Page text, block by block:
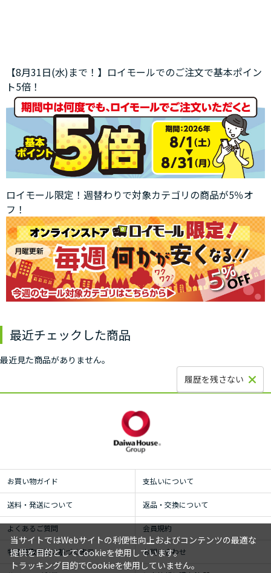
【8月31日(水)まで！】ロイモールでのご注文で基本ポイン
ト5倍！
ロイモール限定！週替わりで対象カテゴリの商品が5％オ
フ！
最近チェックした商品
最近見た商品がありません。
履歴を残さない
お買い物ガイド 支払いについて
送料・発送について 返品・交換について
よくあるご質問 会員規約
特定商取引法に基づく表示 お問い合わせ
当サイトではWebサイトの利便性向上およびコンテンツの最適な
提供を目的としてCookieを使用しています。
トラッキング目的でCookieを使用していません。